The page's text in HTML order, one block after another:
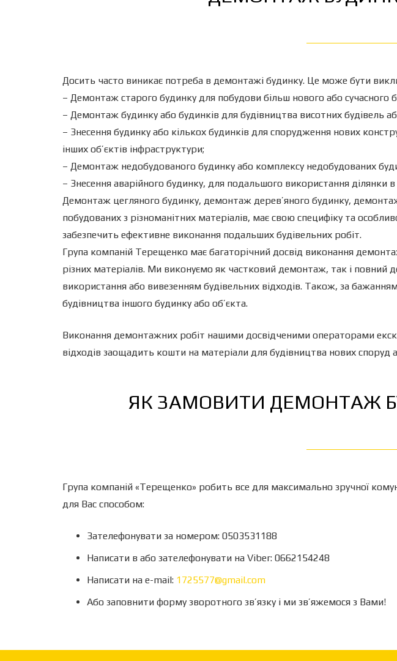
Досить часто виникає потреба в демонтажі будинку. Це може бути
– Демонтаж старого будинку для побудови більш нового або сучасного
– Демонтаж будинку або будинків для будівництва висотних будівель
– Знесення будинку або кількох будинків для спорудження нових
інших об’єктів інфраструктури;
– Демонтаж недобудованого будинку або комплексу недобудованих
– Знесення аварійного будинку, для подальшого використання ділянки в
Демонтаж цегляного будинку, демонтаж дерев’яного будинку,
побудованих з різноманітних матеріалів, має свою специфіку та
забезпечить ефективне виконання подальших будівельних робіт.
Група компаній Терещенко має багаторічний досвід виконання
різних матеріалів. Ми виконуємо як частковий демонтаж, так і
використання або вивезенням будівельних відходів. Також, за
будівництва іншого будинку або об’єкта.
Виконання демонтажних робіт нашими досвідченими операторами
відходів заощадить кошти на матеріали для будівництва нових споруд
ЯК ЗАМОВИТИ ДЕМОНТАЖ
Група компаній «Терещенко» робить все для максимально зручної
для Вас способом:
Зателефонувати за номером: 0503531188
Написати в або зателефонувати на Viber: 0662154248
Написати на e-mail: 1725577@gmail.com
Або заповнити форму зворотного зв’язку і ми зв’яжемося з Вами!